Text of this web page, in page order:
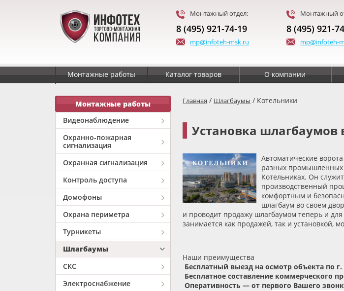
Монтажный отдел:
8 (495) 921-74-19
mp@infoteh-msk.ru
Монтажный
8 (495) 921-
mp@infoteh-
Монтажные работы Каталог товаров О компании
Монтажные работы
Видеонаблюдение
Охранно-пожарная
сигнализация
Охранная сигнализация
Контроль доступа
Домофоны
Охрана периметра
Турникеты
Шлагбаумы
СКС
Электроснабжение
Главная / Шлагбаумы / Котельники
Установка шлагбаумов
Автоматические
разных промышленных
Котельниках. Он
производственный
комфортным и
шлагбаум во своем
и проводит продажу шлагбаумом теперь и
занимается как продажей, так и установкой,
Наши преимущества
Бесплатный выезд на осмотр объекта по
Бесплатное составление коммерческого
Оперативность — от первого Вашего